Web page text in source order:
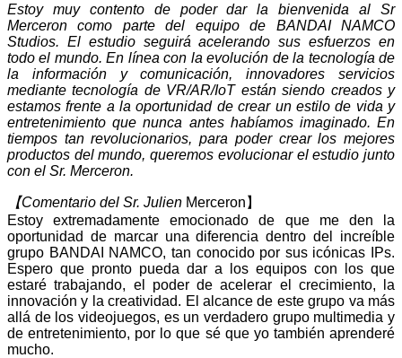
Estoy muy contento de poder dar la bienvenida al Sr
Merceron como parte del equipo de BANDAI NAMCO
Studios. El estudio seguirá acelerando sus esfuerzos en
todo el mundo. En línea con la evolución de la tecnología de
la información y comunicación, innovadores servicios
mediante tecnología de VR/AR/IoT están siendo creados y
estamos frente a la oportunidad de crear un estilo de vida y
entretenimiento que nunca antes habíamos imaginado. En
tiempos tan revolucionarios, para poder crear los mejores
productos del mundo, queremos evolucionar el estudio junto
con el Sr. Merceron.
【Comentario del Sr. Julien Merceron】
Estoy extremadamente emocionado de que me den la
oportunidad de marcar una diferencia dentro del increíble
grupo BANDAI NAMCO, tan conocido por sus icónicas IPs.
Espero que pronto pueda dar a los equipos con los que
estaré trabajando, el poder de acelerar el crecimiento, la
innovación y la creatividad. El alcance de este grupo va más
allá de los videojuegos, es un verdadero grupo multimedia y
de entretenimiento, por lo que sé que yo también aprenderé
mucho.